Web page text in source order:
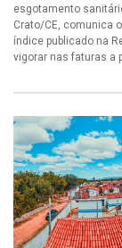
esgotamento
Crato/CE, comunica
índice publicado na
vigorar nas faturas a